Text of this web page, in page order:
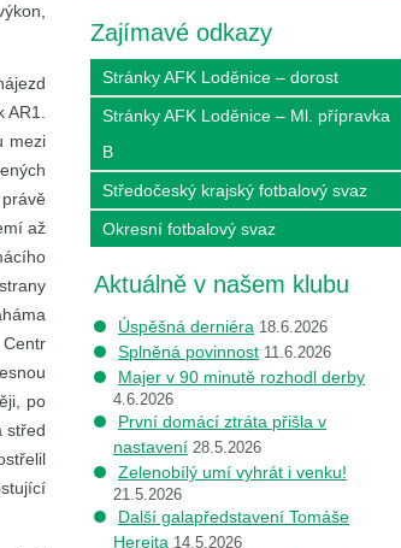
mezi
až
po
střed
Zajímavé odkazy
Stránky AFK Loděnice – dorost
Stránky AFK Loděnice – Ml. přípravka
B
Středočeský krajský fotbalový svaz
Okresní fotbalový svaz
Aktuálně v našem klubu
Úspěšná derniéra 18.6.2026
Splněná povinnost 11.6.2026
Majer v 90 minutě rozhodl derby
4.6.2026
První domácí ztráta přišla v
nastavení 28.5.2026
Zelenobílý umí vyhrát i venku!
21.5.2026
Další galapředstavení Tomáše
Herejta 14.5.2026